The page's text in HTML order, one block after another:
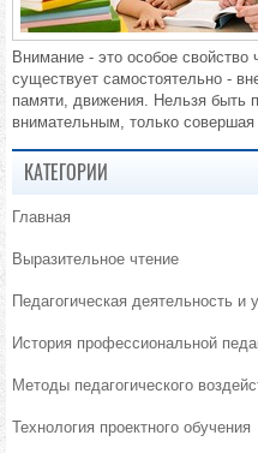
Внимание - это особое
существует самостоятельно -
памяти, движения. Нельзя быть
внимательным, только совершая
КАТЕГОРИИ
Главная
Выразительное чтение
Педагогическая деятельность и
История профессиональной
Методы педагогического
Технология проектного обучения